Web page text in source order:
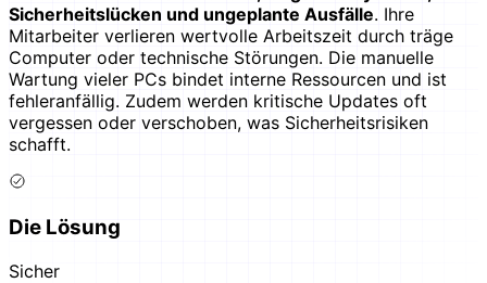
Sicherheitslücken und ungeplante Ausfälle. Ihre
Mitarbeiter verlieren wertvolle Arbeitszeit durch träge
Computer oder technische Störungen. Die manuelle
Wartung vieler PCs bindet interne Ressourcen und ist
fehleranfällig. Zudem werden kritische Updates oft
vergessen oder verschoben, was Sicherheitsrisiken
schafft.
Die Lösung
Sicher